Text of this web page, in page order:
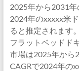
2025年から2031
2024年のxxxxx米
ると推定されます。
フラットベッドド
市場は2025年から
CAGRで2024年の